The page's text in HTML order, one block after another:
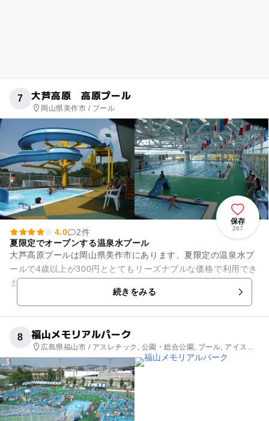
7 大芦高原 高原プール
岡山県美作市 / プール
保存
267
4.0
2件
夏限定でオープンする温泉水プール
大芦高原プールは岡山県美作市にあります。夏限定の温泉水プ
ールで4歳以上が300円ととてもリーズナブルな価格で利用でき
ます。温水プールではなく温泉水プールで、温泉水を常温で使
用しています。スライダ...続きをみる
8 福山メモリアルパーク
広島県福山市 / アスレチック, 公園・総合公園, プール, アイスス
ケート場